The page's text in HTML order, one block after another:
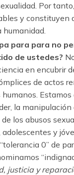
Por
y constituyen
humanidad.
para para no
de ustedes?
en encubrir
de actos
humanos.
la
los abusos
adolescentes y
0” de
justicia y